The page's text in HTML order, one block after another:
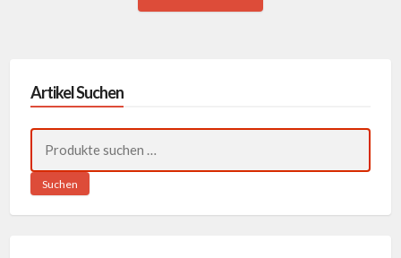
Artikel Suchen
nach:
Suchen